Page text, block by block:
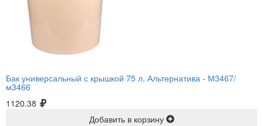
Бак универсальный с крышкой 75 л, Альтернатива - М3467/
м3466
1120.38
Добавить в корзину